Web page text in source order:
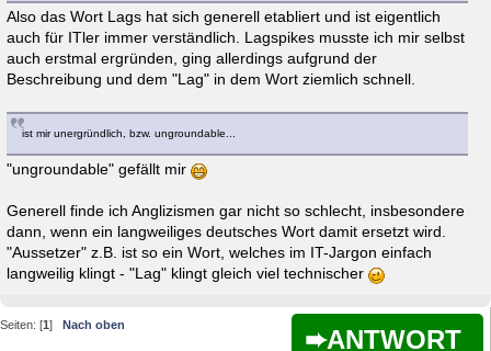
Also das Wort Lags hat sich generell etabliert und ist eigentlich
auch für ITler immer verständlich. Lagspikes musste ich mir selbst
auch erstmal ergründen, ging allerdings aufgrund der
Beschreibung und dem "Lag" in dem Wort ziemlich schnell.
ist mir unergründlich, bzw. ungroundable...
"ungroundable" gefällt mir
Generell finde ich Anglizismen gar nicht so schlecht, insbesondere
dann, wenn ein langweiliges deutsches Wort damit ersetzt wird.
"Aussetzer" z.B. ist so ein Wort, welches im IT-Jargon einfach
langweilig klingt - "Lag" klingt gleich viel technischer
ANTWORT
Seiten: [1] Nach oben